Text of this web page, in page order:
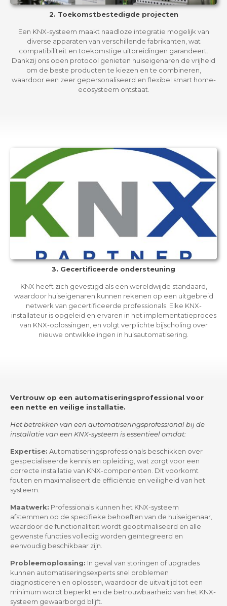
2. Toekomstbestedigde projecten
Een KNX-systeem maakt naadloze integratie mogelijk van
diverse apparaten van verschillende fabrikanten, wat
compatibiliteit en toekomstige uitbreidingen garandeert.
Dankzij ons open protocol genieten huiseigenaren de vrijheid
om de beste producten te kiezen en te combineren,
waardoor een zeer gepersonaliseerd en flexibel smart home-
ecosysteem ontstaat.
3. Gecertificeerde ondersteuning
KNX heeft zich gevestigd als een wereldwijde standaard,
waardoor huiseigenaren kunnen rekenen op een uitgebreid
netwerk van gecertificeerde professionals. Elke KNX-
installateur is opgeleid en ervaren in het implementatieproces
van KNX-oplossingen, en volgt verplichte bijscholing over
nieuwe ontwikkelingen in huisautomatisering.
Vertrouw op een automatiseringsprofessional voor
een nette en veilige installatie.
Het betrekken van een automatiseringsprofessional bij de
installatie van een KNX-systeem is essentieel omdat:
Expertise: Automatiseringsprofessionals beschikken over
gespecialiseerde kennis en opleiding, wat zorgt voor een
correcte installatie van KNX-componenten. Dit voorkomt
fouten en maximaliseert de efficiëntie en veiligheid van het
systeem.
Maatwerk: Professionals kunnen het KNX-systeem
afstemmen op de specifieke behoeften van de huiseigenaar,
waardoor de functionaliteit wordt geoptimaliseerd en alle
gewenste functies volledig worden geïntegreerd en
eenvoudig beschikbaar zijn.
Probleemoplossing: In geval van storingen of upgrades
kunnen automatiseringsexperts snel problemen
diagnosticeren en oplossen, waardoor de uitvaltijd tot een
minimum wordt beperkt en de betrouwbaarheid van het KNX-
systeem gewaarborgd blijft.